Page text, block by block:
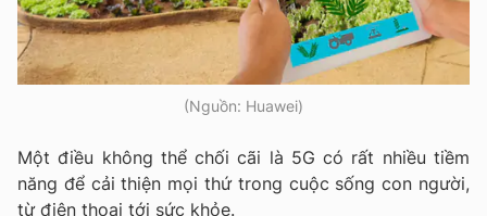
(Nguồn: Huawei)
Một điều không thể chối cãi là 5G có rất nhiều tiềm
năng để cải thiện mọi thứ trong cuộc sống con người,
từ điện thoại tới sức khỏe.